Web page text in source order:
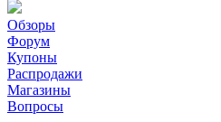
Обзоры
Форум
Купоны
Распродажи
Магазины
Вопросы